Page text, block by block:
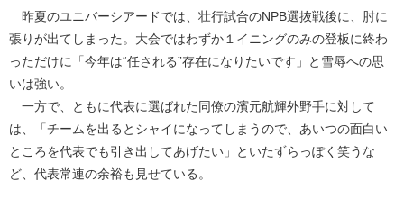
昨夏のユニバーシアードでは、壮行試合のNPB選抜戦後に、肘に
張りが出てしまった。大会ではわずか１イニングのみの登板に終わ
っただけに「今年は“任される”存在になりたいです」と雪辱への思
いは強い。
一方で、ともに代表に選ばれた同僚の濱元航輝外野手に対して
は、「チームを出るとシャイになってしまうので、あいつの面白い
ところを代表でも引き出してあげたい」といたずらっぽく笑うな
ど、代表常連の余裕も見せている。